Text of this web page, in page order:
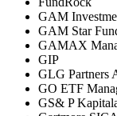
GAM
GAM Star
GAMAX
GIP
GLG Partners
GO ETF
GS& P